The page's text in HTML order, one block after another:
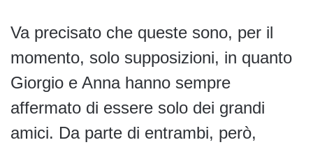
Va precisato che queste sono, per il
momento, solo supposizioni, in quanto
Giorgio e Anna hanno sempre
affermato di essere solo dei grandi
amici. Da parte di entrambi, però,